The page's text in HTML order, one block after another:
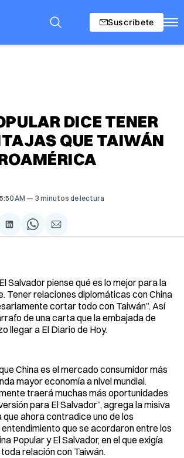
Suscríbete
DICE TENER
QUE TAIWÁN
AM 3 minutos de lectura
Compartir
en
Share
on
Compartir
via
Salvador piense qué es lo mejor para la
Tener relaciones diplomáticas con China
cortar todo con Taiwán”. Así
de una carta que la embajada de
llegar a El Diario de Hoy.
China es el mercado consumidor más
mayor economía a nivel mundial.
traerá muchas más oportunidades
para El Salvador”, agrega la misiva
que ahora contradice uno de los
que se acordaron entre los
Popular y El Salvador, en el que exigía
relación con Taiwán.